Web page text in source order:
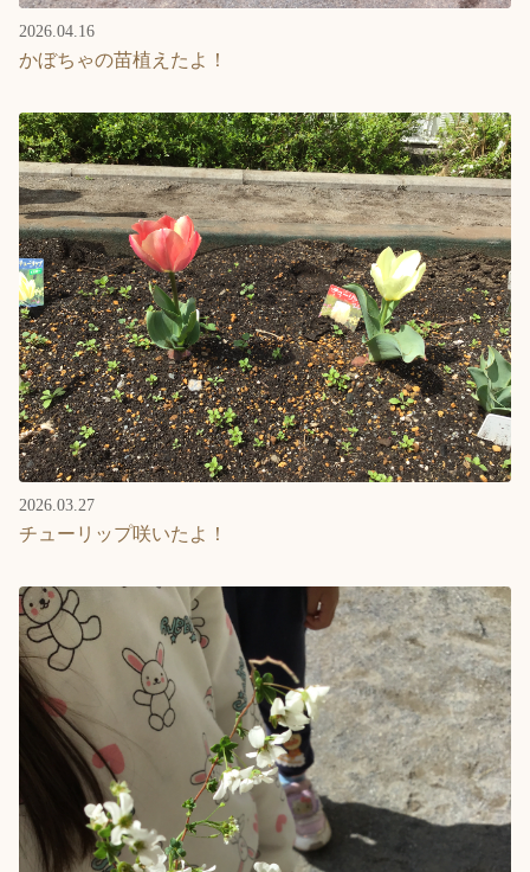
2026.04.16
かぼちゃの苗植えたよ！
2026.03.27
チューリップ咲いたよ！